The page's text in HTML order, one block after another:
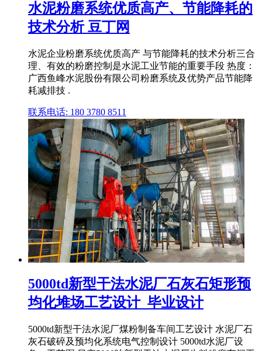
水泥粉磨系统优质高产、节能降耗的
技术分析 豆丁网
水泥企业粉磨系统优质高产 与节能降耗的技术分析三合
理、有效的粉磨控制是水泥工业节能的重要手段 热度：
广西鱼峰水泥股份有限公司粉磨系统及优势产品节能降
耗减排技 .
联系电话: 180 3780 8511
5000td新型干法水泥厂石灰石矩形预
均化堆场工艺设计_毕业设计
5000td新型干法水泥厂煤粉制备车间工艺设计 水泥厂石
灰石破碎及预均化系统电气控制设计 5000td水泥厂设